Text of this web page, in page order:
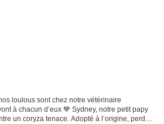
loulous sont chez notre vétérinaire
à chacun d’eux 💙 Sydney, notre petit papy
un coryza tenace. Adopté à l’origine, perdu